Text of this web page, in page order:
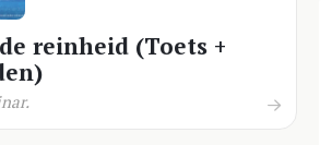
reinheid (Toets +